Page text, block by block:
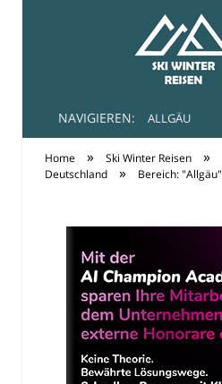
Ski-
NAVIGIEREN: ALLGÄU
Home » Ski Winter Reisen »
Deutschland » Bereich: "Allgäu"